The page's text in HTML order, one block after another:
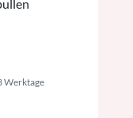
Werktage
zzgl. Versand